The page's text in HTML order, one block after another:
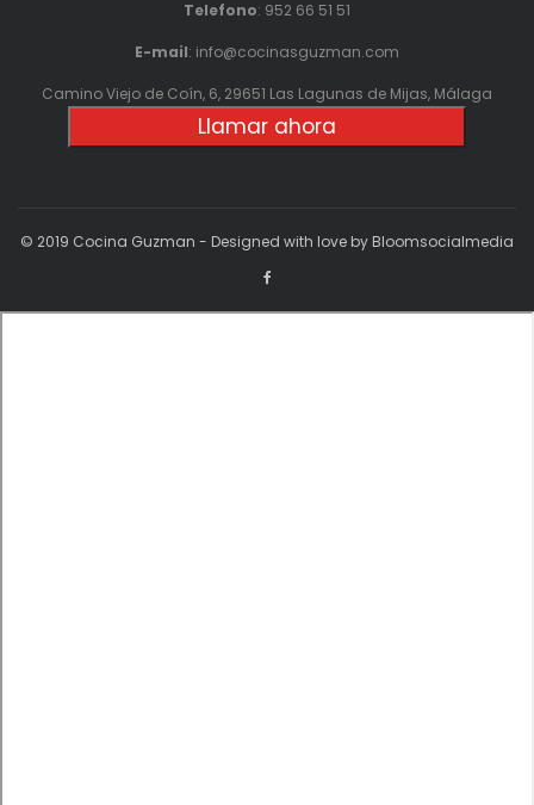
Telefono: 952 66 51 51
E-mail: info@cocinasguzman.com
Camino Viejo de Coín, 6, 29651 Las Lagunas de Mijas, Málaga
Llamar ahora
© 2019 Cocina Guzman - Designed with love by Bloomsocialmedia